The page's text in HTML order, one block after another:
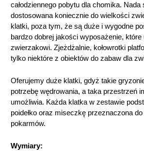
całodziennego pobytu dla chomika.
dostosowana koniecznie do wielkości
klatki, poza tym, że są duże i wygodne
bardzo dobrej jakości wyposażenie, które
zwierzakowi. Zjeżdżalnie, kołowrotki
tylko niektóre z obiektów do zabaw dla
Oferujemy duże klatki, gdyż takie
potrzebę wędrowania, a taka przestrzeń
umożliwia. Każda klatka w zestawie
poidełko oraz miseczkę przeznaczona
pokarmów.
Wymiary: